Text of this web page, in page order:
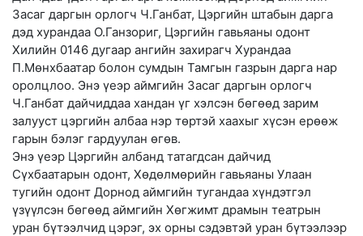
Засаг даргын орлогч Ч.Ганбат, Цэргийн штабын дарга
дэд хурандаа О.Ганзориг, Цэргийн гавьяаны одонт
Хилийн 0146 дугаар ангийн захирагч Хурандаа
П.Мөнхбаатар болон сумдын Тамгын газрын дарга нар
оролцлоо. Энэ үеэр аймгийн Засаг даргын орлогч
Ч.Ганбат дайчиддаа хандан үг хэлсэн бөгөөд зарим
залууст цэргийн албаа нэр төртэй хаахыг хүсэн ерөөж
гарын бэлэг гардуулан өгөв.
Энэ үеэр Цэргийн албанд татагдсан дайчид
Сүхбаатарын одонт, Хөдөлмөрийн гавьяаны Улаан
тугийн одонт Дорнод аймгийн тугандаа хүндэтгэл
үзүүлсэн бөгөөд аймгийн Хөгжимт драмын театрын
уран бүтээлчид цэрэг, эх орны сэдэвтэй уран бүтээлээр